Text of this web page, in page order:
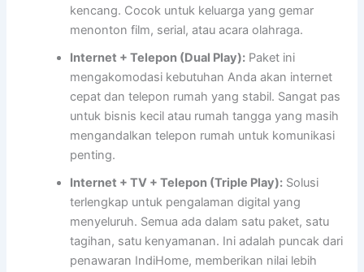
kencang. Cocok untuk keluarga yang gemar
menonton film, serial, atau acara olahraga.
Internet + Telepon (Dual Play): Paket ini
mengakomodasi kebutuhan Anda akan internet
cepat dan telepon rumah yang stabil. Sangat pas
untuk bisnis kecil atau rumah tangga yang masih
mengandalkan telepon rumah untuk komunikasi
penting.
Internet + TV + Telepon (Triple Play): Solusi
terlengkap untuk pengalaman digital yang
menyeluruh. Semua ada dalam satu paket, satu
tagihan, satu kenyamanan. Ini adalah puncak dari
penawaran IndiHome, memberikan nilai lebih